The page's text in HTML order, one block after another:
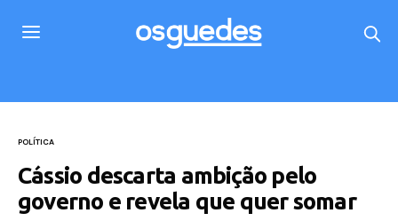
POLÍTICA
Cássio descarta ambição pelo
governo e revela que quer somar